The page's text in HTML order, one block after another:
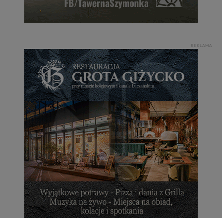
REKLAMA